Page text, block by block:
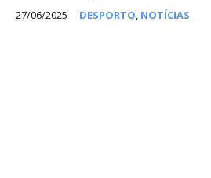
27/06/2025 DESPORTO, NOTÍCIAS